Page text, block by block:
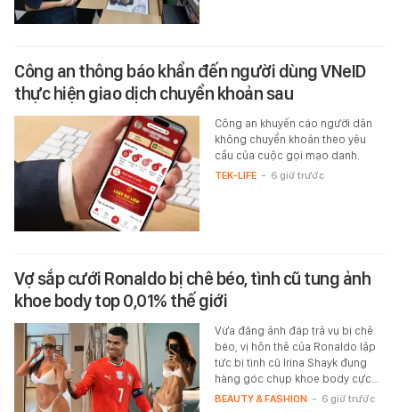
Công an thông báo khẩn đến người dùng VNeID
thực hiện giao dịch chuyển khoản sau
Công an khuyến cáo người dân
không chuyển khoản theo yêu
cầu của cuộc gọi mạo danh.
TEK-LIFE - 6 giờ trước
Vợ sắp cưới Ronaldo bị chê béo, tình cũ tung ảnh
khoe body top 0,01% thế giới
Vừa đăng ảnh đáp trả vụ bị chê
béo, vị hôn thê của Ronaldo lập
tức bị tình cũ Irina Shayk đụng
hàng góc chụp khoe body cực…
BEAUTY & FASHION - 6 giờ trước